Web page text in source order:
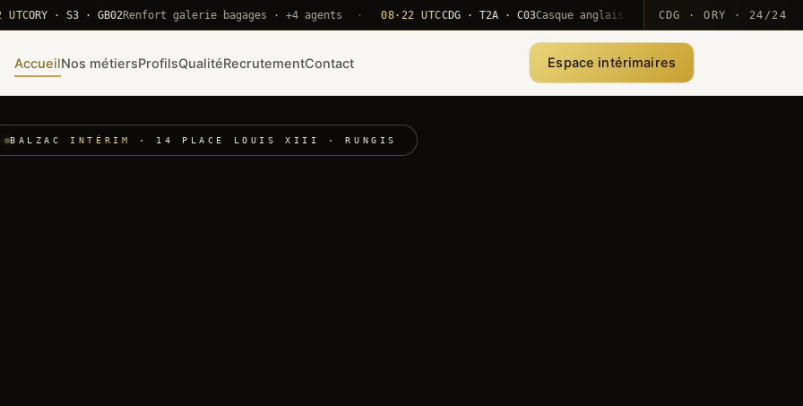
· S3 · GB02Renfort galerie bagages · +4 agents · 08·22 UTCCDG · T2A · C03 Casque anglais positionné · rotation MEA ·
CDG · ORY · 24/24
AccueilNos métiersProfilsQualitéRecrutementContact Espace intérimaires
BALZAC INTÉRIM · 14 PLACE LOUIS XIII · RUNGIS